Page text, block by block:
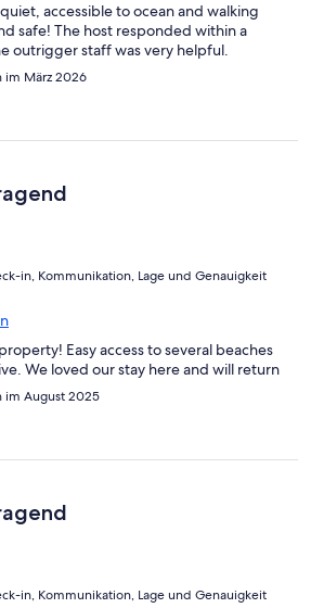
accessible to ocean and walking
safe! The host responded within a
outrigger staff was very helpful.
im März 2026
in, Kommunikation, Lage und Genauigkeit
Easy access to several beaches
We loved our stay here and will return
im August 2025
in, Kommunikation, Lage und Genauigkeit